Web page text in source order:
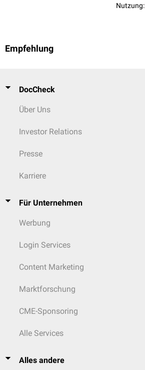
Nutzung:
Empfehlung
DocCheck
Über Uns
Investor Relations
Presse
Karriere
Für Unternehmen
Werbung
Login Services
Content Marketing
Marktforschung
CME-Sponsoring
Alle Services
Alles andere